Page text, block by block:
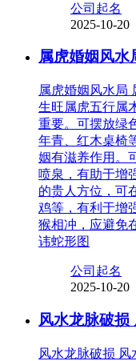
公司起名
2025-10-20
属虎婚姻风水
属虎婚姻风水局
生旺属虎五行属
重要。可摆放绿
年青、红木桌椅
姻有滋养作用。
喷泉，有助于增
的贵人方位，可
鸡等，有利于增
猴相冲，应避免
讳蛇形图
公司起名
2025-10-20
风水龙脉破损
风水龙脉破损